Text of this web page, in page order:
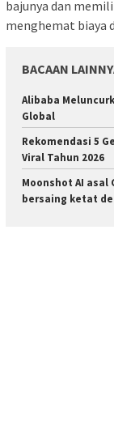
bajunya dan
menghemat biaya
BACAAN
Alibaba
Global
Rekomendasi 5
Viral Tahun 2026
Moonshot AI asal
bersaing ketat